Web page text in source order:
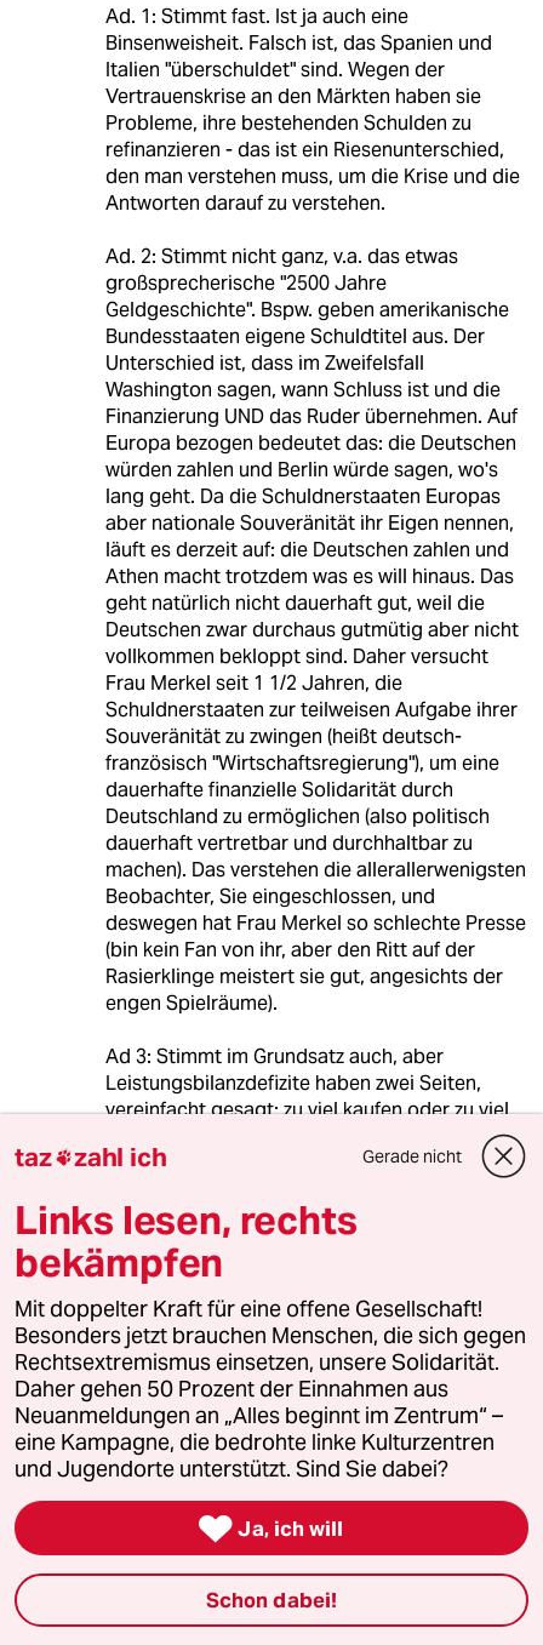
Ad. 1: Stimmt fast. Ist ja auch eine
Binsenweisheit. Falsch ist, das Spanien und
Italien "überschuldet" sind. Wegen der
Vertrauenskrise an den Märkten haben sie
Probleme, ihre bestehenden Schulden zu
refinanzieren - das ist ein Riesenunterschied,
den man verstehen muss, um die Krise und die
Antworten darauf zu verstehen.
Ad. 2: Stimmt nicht ganz, v.a. das etwas
großsprecherische "2500 Jahre
Geldgeschichte". Bspw. geben amerikanische
Bundesstaaten eigene Schuldtitel aus. Der
Unterschied ist, dass im Zweifelsfall
Washington sagen, wann Schluss ist und die
Finanzierung UND das Ruder übernehmen. Auf
Europa bezogen bedeutet das: die Deutschen
würden zahlen und Berlin würde sagen, wo's
lang geht. Da die Schuldnerstaaten Europas
aber nationale Souveränität ihr Eigen nennen,
läuft es derzeit auf: die Deutschen zahlen und
Athen macht trotzdem was es will hinaus. Das
geht natürlich nicht dauerhaft gut, weil die
Deutschen zwar durchaus gutmütig aber nicht
vollkommen bekloppt sind. Daher versucht
Frau Merkel seit 1 1/2 Jahren, die
Schuldnerstaaten zur teilweisen Aufgabe ihrer
Souveränität zu zwingen (heißt deutsch-
französisch "Wirtschaftsregierung"), um eine
dauerhafte finanzielle Solidarität durch
Deutschland zu ermöglichen (also politisch
dauerhaft vertretbar und durchhaltbar zu
machen). Das verstehen die allerallerwenigsten
Beobachter, Sie eingeschlossen, und
deswegen hat Frau Merkel so schlechte Presse
(bin kein Fan von ihr, aber den Ritt auf der
Rasierklinge meistert sie gut, angesichts der
engen Spielräume).
Ad 3: Stimmt im Grundsatz auch, aber
Leistungsbilanzdefizite haben zwei Seiten,
vereinfacht gesagt: zu viel kaufen oder zu viel
Wirtschaft nicht dazu zwingen, weniger
könnten wahrscheinlich schon, aber wir sind ja
nicht total bescheuert. Also müssen die
anderen weniger bei uns einkaufen/ausleihen,
dann pendelt sich das alles ein. Das tun die
anderen automatisch, weil sie weniger Geld
haben, dass sie bei uns ausgeben können (weil
wir und andere ihnen weniger leihen und sie
sich in Rezession befinden). Das wird unserer
Exportindustrie überigens auch wehtun. Wir
leisten also unseren Beitrag automatisch.
Zu guter letzt: Das eigentliche Problem
übersehen Sie (natürlich). Die Staaten sind von
den Märkten nicht in die Schulden gezwungen
worden. Staaten haben sich freiwillig
verschuldet, weil Politiker ihren Wählern ein
taz zahl ich Gerade nicht
Links lesen, rechts
bekämpfen
Mit doppelter Kraft für eine offene Gesellschaft!
Besonders jetzt brauchen Menschen, die sich gegen
Rechtsextremismus einsetzen, unsere Solidarität.
Daher gehen 50 Prozent der Einnahmen aus
Neuanmeldungen an „Alles beginnt im Zentrum“ –
eine Kampagne, die bedrohte linke Kulturzentren
und Jugendorte unterstützt. Sind Sie dabei?
 Ja, ich will
Schon dabei!